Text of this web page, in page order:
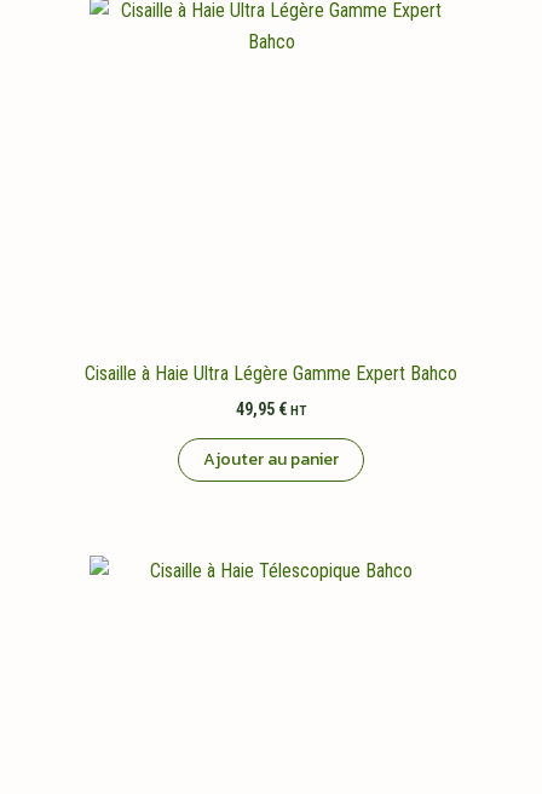
Cisaille à Haie Ultra Légère Gamme Expert Bahco
49,95 € HT
Ajouter au panier